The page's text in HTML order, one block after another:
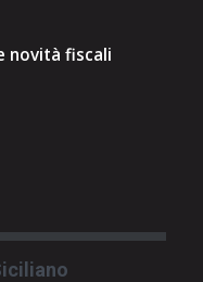
novità fiscali